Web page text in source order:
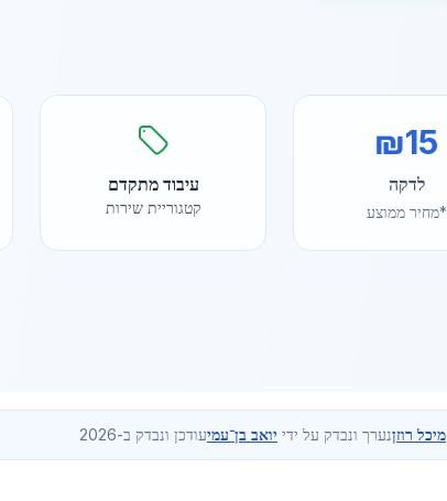
₪15
לדקה
*מחיר ממוצע
עיבוד מתקדם
קטגוריית שירות
מיכל רוזןנערך ונבדק על ידי יואב בן־עמיעודכן ונבדק ב-2026